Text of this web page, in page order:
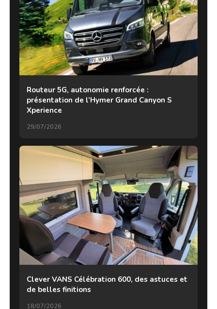
Routeur 5G, autonomie renforcée :
présentation de l’Hymer Grand Canyon S
Xperience
29/07/2026
Clever VANS Célébration 600, des astuces et
de belles finitions
18/07/2026